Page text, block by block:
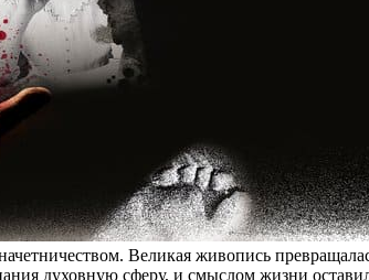
Великая живопись
духовную сферу, и смыслом жизни